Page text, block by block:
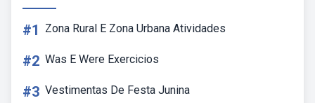
#1 Zona Rural E Zona Urbana Atividades
#2 Was E Were Exercicios
#3 Vestimentas De Festa Junina